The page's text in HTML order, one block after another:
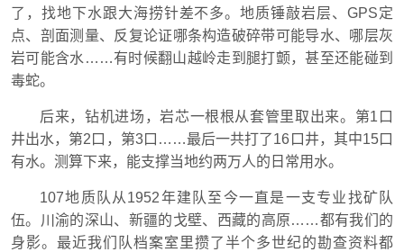
了，找地下水跟大海捞针差不多。地质锤敲岩层、GPS定
点、剖面测量、反复论证哪条构造破碎带可能导水、哪层灰
岩可能含水……有时候翻山越岭走到腿打颤，甚至还能碰到
毒蛇。
后来，钻机进场，岩芯一根根从套管里取出来。第1口
井出水，第2口，第3口……最后一共打了16口井，其中15口
有水。测算下来，能支撑当地约两万人的日常用水。
107地质队从1952年建队至今一直是一支专业找矿队
伍。川渝的深山、新疆的戈壁、西藏的高原……都有我们的
身影。最近我们队档案室里攒了半个多世纪的勘查资料都